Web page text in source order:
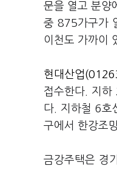
문을 열고 분양
중 875가구가
이천도 가까이
현대산업
접수한다. 지
다. 지하철 6호
구에서 한강조
금강주택은 경